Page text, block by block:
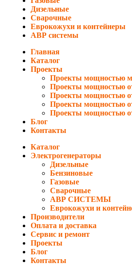
Дизельные
Сварочные
Еврокожухи и контейнеры
АВР системы
Главная
Каталог
Проекты
Проекты мощностью
Проекты мощностью
Проекты мощностью
Проекты мощностью
Проекты мощностью
Блог
Контакты
Каталог
Электрогенераторы
Дизельные
Бензиновые
Газовые
Сварочные
АВР СИСТЕМЫ
Еврокожухи и
Производители
Оплата и доставка
Сервис и ремонт
Проекты
Блог
Контакты